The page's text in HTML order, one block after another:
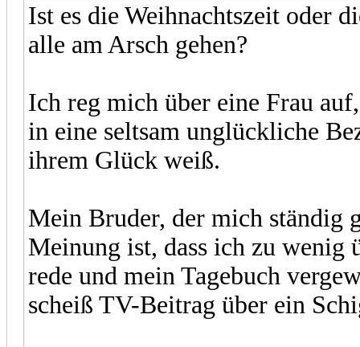
Ist es die Weihnachtszeit oder
alle am Arsch gehen?
Ich reg mich über eine Frau
in eine seltsam unglückliche
ihrem Glück weiß.
Mein Bruder, der mich ständig
Meinung ist, dass ich zu wenig
rede und mein Tagebuch
scheiß TV-Beitrag über ein